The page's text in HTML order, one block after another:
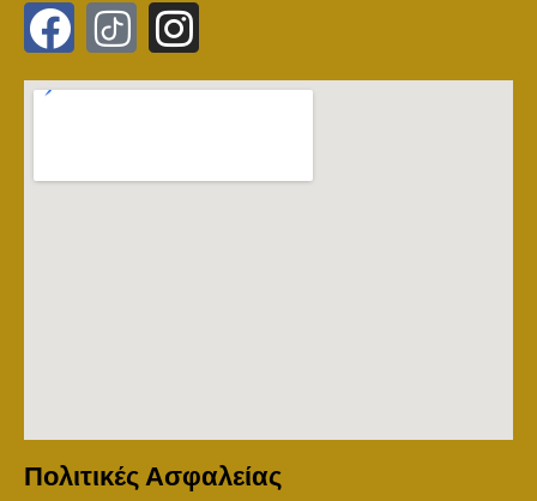
Πολιτικές Ασφαλείας